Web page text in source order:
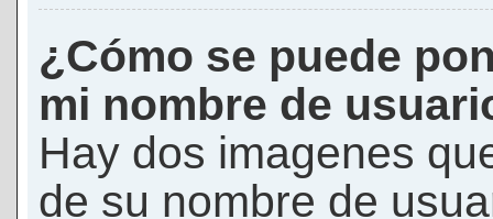
¿Cómo se puede
mi nombre de
Hay dos imagenes
de su nombre de